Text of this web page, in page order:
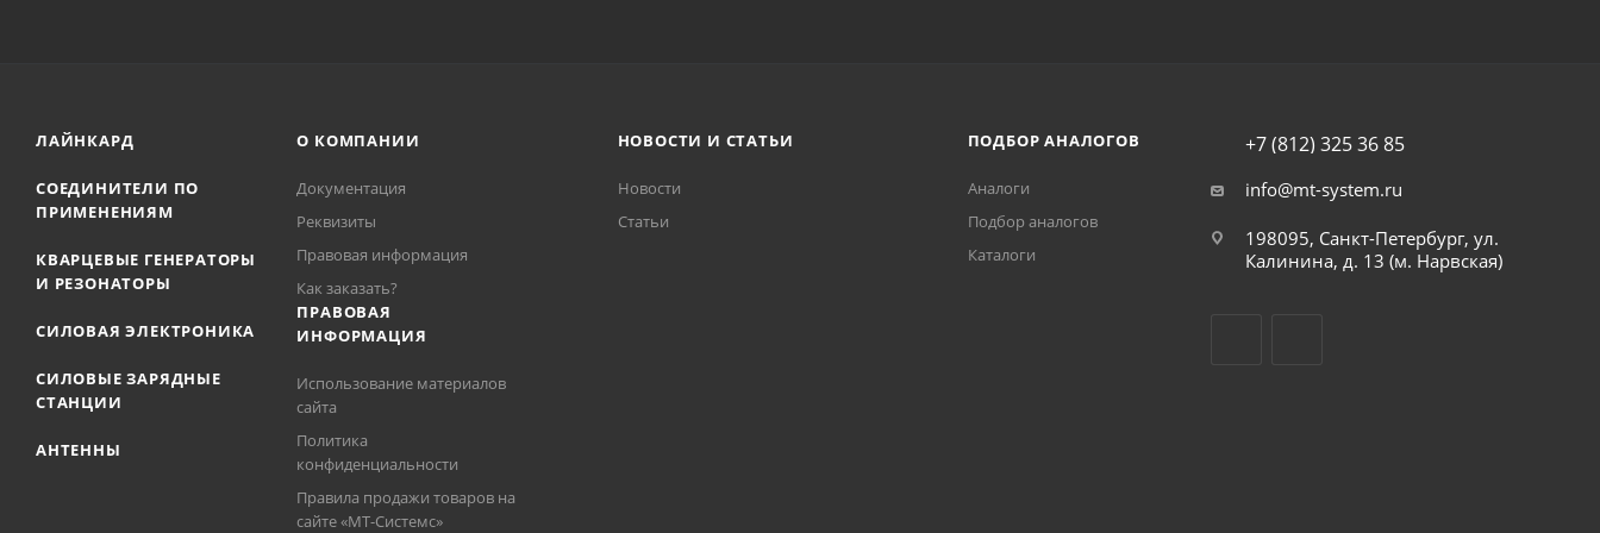
ЛАЙНКАРД
СОЕДИНИТЕЛИ ПО
ПРИМЕНЕНИЯМ
КВАРЦЕВЫЕ ГЕНЕРАТОРЫ
И РЕЗОНАТОРЫ
СИЛОВАЯ ЭЛЕКТРОНИКА
СИЛОВЫЕ ЗАРЯДНЫЕ
СТАНЦИИ
АНТЕННЫ
О КОМПАНИИ
Документация
Реквизиты
Правовая информация
Как заказать?
ПРАВОВАЯ
ИНФОРМАЦИЯ
Использование материалов
сайта
Политика
конфиденциальности
Правила продажи товаров на
сайте «МТ-Системс»
НОВОСТИ И СТАТЬИ
Новости
Статьи
ПОДБОР АНАЛОГОВ
Аналоги
Подбор аналогов
Каталоги
+7 (812) 325 36 85
info@mt-system.ru
198095, Санкт-Петербург, ул.
Калинина, д. 13 (м. Нарвская)